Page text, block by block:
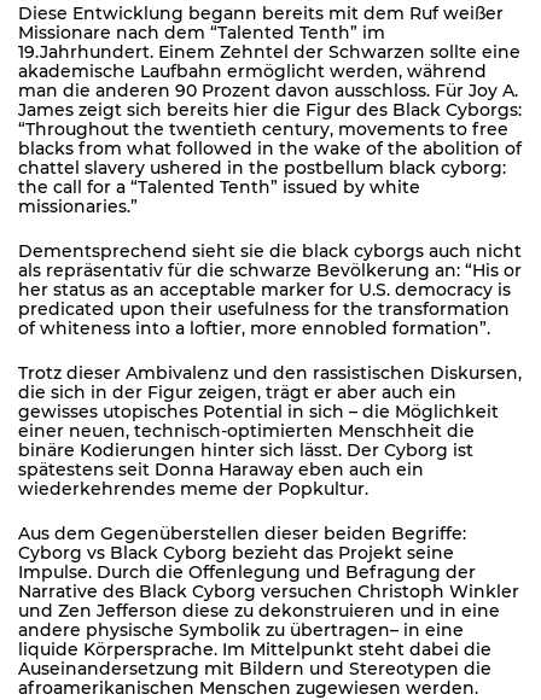
Diese Entwicklung begann bereits mit dem Ruf weißer
Missionare nach dem “Talented Tenth” im
19.Jahrhundert. Einem Zehntel der Schwarzen sollte eine
akademische Laufbahn ermöglicht werden, während
man die anderen 90 Prozent davon ausschloss. Für Joy A.
James zeigt sich bereits hier die Figur des Black Cyborgs:
“Throughout the twentieth century, movements to free
blacks from what followed in the wake of the abolition of
chattel slavery ushered in the postbellum black cyborg:
the call for a “Talented Tenth” issued by white
missionaries.”
Dementsprechend sieht sie die black cyborgs auch nicht
als repräsentativ für die schwarze Bevölkerung an: “His or
her status as an acceptable marker for U.S. democracy is
predicated upon their usefulness for the transformation
of whiteness into a loftier, more ennobled formation”.
Trotz dieser Ambivalenz und den rassistischen Diskursen,
die sich in der Figur zeigen, trägt er aber auch ein
gewisses utopisches Potential in sich – die Möglichkeit
einer neuen, technisch-optimierten Menschheit die
binäre Kodierungen hinter sich lässt. Der Cyborg ist
spätestens seit Donna Haraway eben auch ein
wiederkehrendes meme der Popkultur.
Aus dem Gegenüberstellen dieser beiden Begriffe:
Cyborg vs Black Cyborg bezieht das Projekt seine
Impulse. Durch die Offenlegung und Befragung der
Narrative des Black Cyborg versuchen Christoph Winkler
und Zen Jefferson diese zu dekonstruieren und in eine
andere physische Symbolik zu übertragen– in eine
liquide Körpersprache. Im Mittelpunkt steht dabei die
Auseinandersetzung mit Bildern und Stereotypen die
afroamerikanischen Menschen zugewiesen werden.